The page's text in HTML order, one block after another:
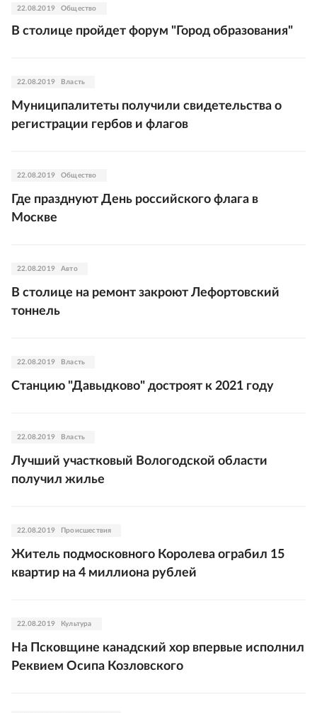
22.08.2019 Общество
В столице пройдет форум "Город образования"
22.08.2019 Власть
Муниципалитеты получили свидетельства о
регистрации гербов и флагов
22.08.2019 Общество
Где празднуют День российского флага в
Москве
22.08.2019 Авто
В столице на ремонт закроют Лефортовский
тоннель
22.08.2019 Власть
Станцию "Давыдково" достроят к 2021 году
22.08.2019 Власть
Лучший участковый Вологодской области
получил жилье
22.08.2019 Происшествия
Житель подмосковного Королева ограбил 15
квартир на 4 миллиона рублей
22.08.2019 Культура
На Псковщине канадский хор впервые исполнил
Реквием Осипа Козловского